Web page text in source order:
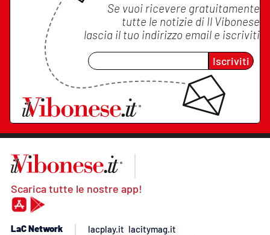
Se vuoi ricevere gratuitamente
tutte le notizie di Il Vibonese
lascia il tuo indirizzo email e iscriviti
Iscriviti
Scarica tutte le nostre app!
LaC Network
lacplay.it lacitymag.it